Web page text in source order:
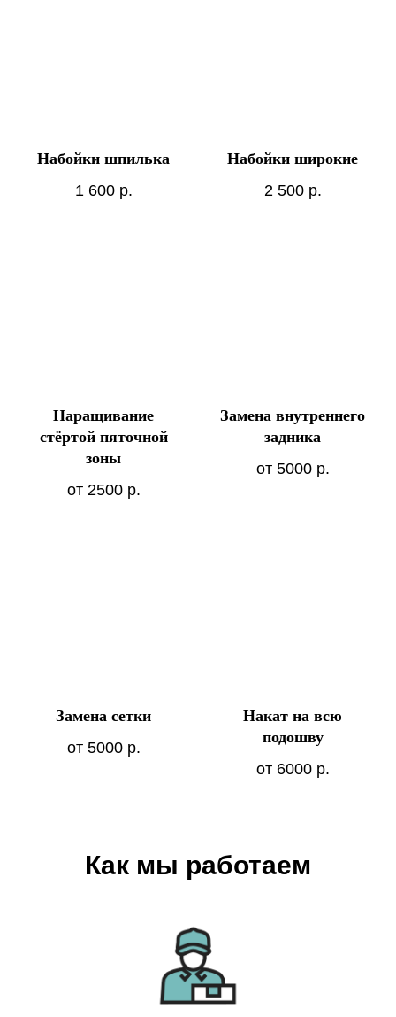
Набойки шпилька
1 600 р.
Набойки широкие
2 500 р.
Наращивание
стёртой пяточной
зоны
от 2500 р.
Замена внутреннего
задника
от 5000 р.
Замена сетки
от 5000 р.
Накат на всю
подошву
от 6000 р.
Как мы работаем